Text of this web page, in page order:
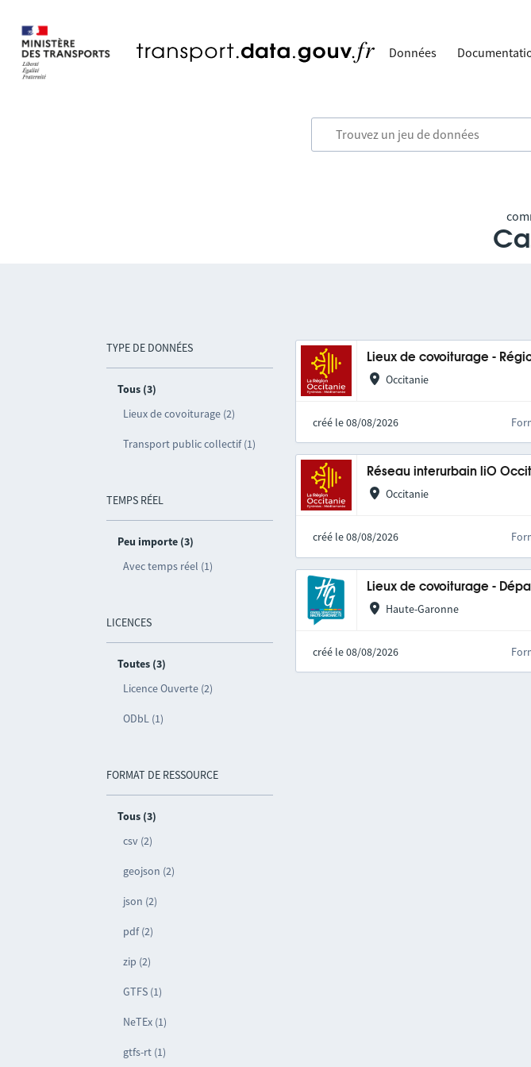
Données
TYPE DE DONNÉES
Tous (3)
Lieux de covoiturage (2)
Transport public collectif (1)
TEMPS RÉEL
Peu importe (3)
Avec temps réel (1)
LICENCES
Toutes (3)
Licence Ouverte (2)
ODbL (1)
FORMAT DE RESSOURCE
Tous (3)
csv (2)
geojson (2)
json (2)
pdf (2)
zip (2)
GTFS (1)
NeTEx (1)
gtfs-rt (1)
Lieux de covoiturage -
Occitanie
créé le 08/08/2026
Réseau interurbain liO
Occitanie
créé le 08/08/2026
Lieux de covoiturage -
Haute-Garonne
créé le 08/08/2026